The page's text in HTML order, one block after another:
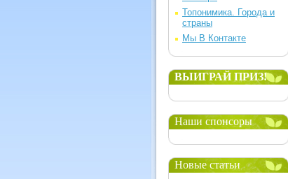
Топонимика. Города и
страны
Мы В Контакте
ВЫИГРАЙ ПРИЗ!
Наши спонсоры
Новые статьи